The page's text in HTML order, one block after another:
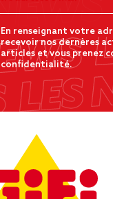
En renseignant votre
recevoir nos dernères
articles et vous prenez
confidentialité.